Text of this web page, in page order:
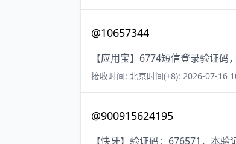
@10657344
【应用宝】6774短信登录验证码
接收时间: 北京时间(+8): 2026-07-16
@900915624195
【快牙】验证码：676571，本验